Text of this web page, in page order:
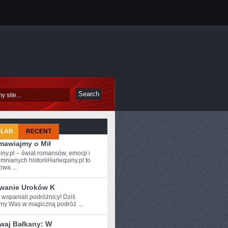
RECENT
o Mił
– świat romansów, emocji i
historiiHarlequiny.pl to
...
Uroków K
wspaniali‌ podróżnicy! Dziś
Was‌ w magiczną ⁤podróż ...
Bałkany: W